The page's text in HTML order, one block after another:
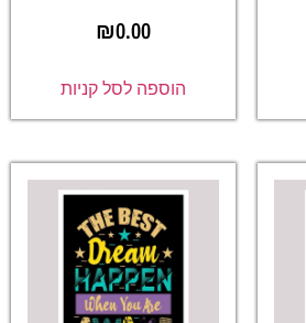
₪0.00
הוספה לסל קניות